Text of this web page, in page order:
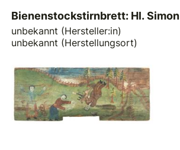
Bienenstockstirnbrett: Hl. Simon
unbekannt (Hersteller:in)
unbekannt (Herstellungsort)